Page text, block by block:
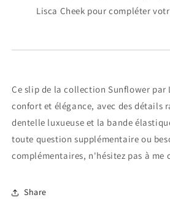
Lisca Cheek pour compléter
Ce slip de la collection Sunflower par
confort et élégance, avec des détails
dentelle luxueuse et la bande
toute question supplémentaire ou
complémentaires, n'hésitez pas à me
Share